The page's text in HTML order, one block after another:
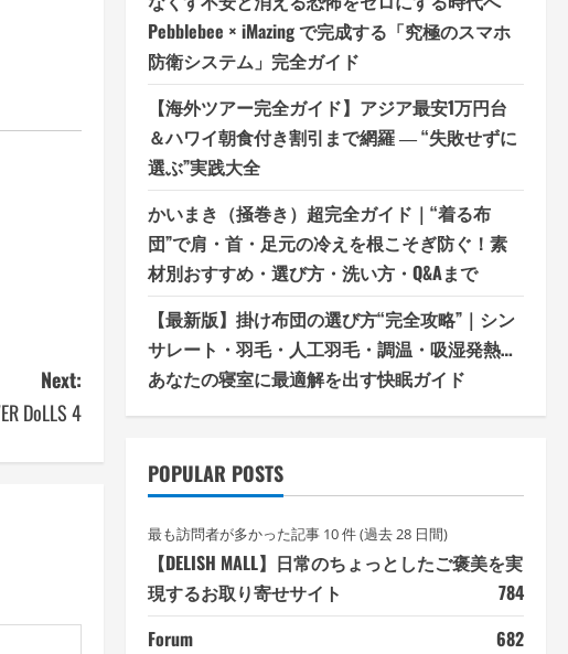
Next:
DoLLS 4
Pebblebee × iMazing で完成する「究極のスマホ
防衛システム」完全ガイド
【海外ツアー完全ガイド】アジア最安1万円台
＆ハワイ朝食付き割引まで網羅 ― “失敗せずに
選ぶ”実践大全
かいまき（掻巻き）超完全ガイド｜“着る布
団”で肩・首・足元の冷えを根こそぎ防ぐ！素
材別おすすめ・選び方・洗い方・Q&Aまで
【最新版】掛け布団の選び方“完全攻略”｜シン
サレート・羽毛・人工羽毛・調温・吸湿発熱…
あなたの寝室に最適解を出す快眠ガイド
POPULAR POSTS
最も訪問者が多かった記事 10 件 (過去 28 日間)
【DELISH MALL】日常のちょっとしたご褒美を実
現するお取り寄せサイト
784
Forum
682